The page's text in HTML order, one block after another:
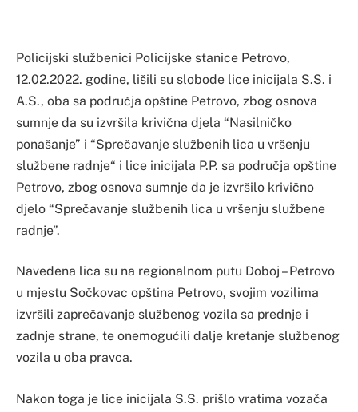
Policijski službenici Policijske stanice Petrovo,
12.02.2022. godine, lišili su slobode lice inicijala S.S. i
A.S., oba sa područja opštine Petrovo, zbog osnova
sumnje da su izvršila krivična djela “Nasilničko
ponašanje” i “Sprečavanje službenih lica u vršenju
službene radnje“ i lice inicijala P.P. sa područja opštine
Petrovo, zbog osnova sumnje da je izvršilo krivično
djelo “Sprečavanje službenih lica u vršenju službene
radnje”.
Navedena lica su na regionalnom putu Doboj – Petrovo
u mjestu Sočkovac opština Petrovo, svojim vozilima
izvršili zaprečavanje službenog vozila sa prednje i
zadnje strane, te onemogućili dalje kretanje službenog
vozila u oba pravca.
Nakon toga je lice inicijala S.S. prišlo vratima vozača